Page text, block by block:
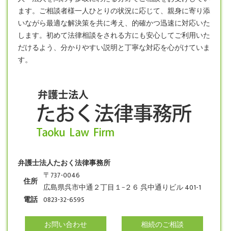
ます。ご相談者様一人ひとりの状況に応じて、親身に寄り添
いながら最適な解決策を共に考え、的確かつ迅速に対応いた
します。初めて法律相談をされる方にも安心してご利用いた
だけるよう、分かりやすい説明と丁寧な対応を心がけていま
す。
弁護士法人たおく法律事務所
住所
〒737-0046
広島県呉市中通２丁目１−２６ 呉中通りビル 401-1
電話 0823-32-6595
お問い合わせ 相続のご相談